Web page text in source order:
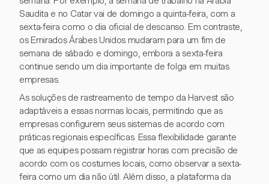
Saudita e no Catar vai de domingo a quinta-feira, com a
sexta-feira como o dia oficial de descanso. Em contraste,
os Emirados Árabes Unidos mudaram para um fim de
semana de sábado e domingo, embora a sexta-feira
continue sendo um dia importante de folga em muitas
empresas.
As soluções de rastreamento de tempo da Harvest são
adaptáveis a essas normas locais, permitindo que as
empresas configurem seus sistemas de acordo com
práticas regionais específicas. Essa flexibilidade garante
que as equipes possam registrar horas com precisão de
acordo com os costumes locais, como observar a sexta-
feira como um dia não útil. Além disso, a plataforma da